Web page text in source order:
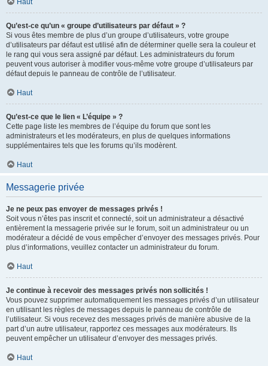
Haut
Qu’est-ce qu’un « groupe d’utilisateurs par défaut » ?
Si vous êtes membre de plus d’un groupe d’utilisateurs, votre groupe
d’utilisateurs par défaut est utilisé afin de déterminer quelle sera la couleur et
le rang qui vous sera assigné par défaut. Les administrateurs du forum
peuvent vous autoriser à modifier vous-même votre groupe d’utilisateurs par
défaut depuis le panneau de contrôle de l’utilisateur.
Haut
Qu’est-ce que le lien « L’équipe » ?
Cette page liste les membres de l’équipe du forum que sont les
administrateurs et les modérateurs, en plus de quelques informations
supplémentaires tels que les forums qu’ils modèrent.
Haut
Messagerie privée
Je ne peux pas envoyer de messages privés !
Soit vous n’êtes pas inscrit et connecté, soit un administrateur a désactivé
entièrement la messagerie privée sur le forum, soit un administrateur ou un
modérateur a décidé de vous empêcher d’envoyer des messages privés. Pour
plus d’informations, veuillez contacter un administrateur du forum.
Haut
Je continue à recevoir des messages privés non sollicités !
Vous pouvez supprimer automatiquement les messages privés d’un utilisateur
en utilisant les règles de messages depuis le panneau de contrôle de
l’utilisateur. Si vous recevez des messages privés de manière abusive de la
part d’un autre utilisateur, rapportez ces messages aux modérateurs. Ils
peuvent empêcher un utilisateur d’envoyer des messages privés.
Haut